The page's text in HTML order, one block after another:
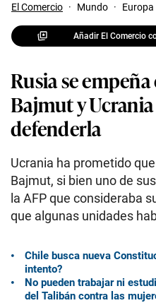
El Comercio · Mundo · Europa
Añadir El Comercio
Rusia se
Bajmut y
defenderla
Ucrania ha prometido
Bajmut, si bien uno de
la AFP que consideraba
que algunas unidades
Chile busca nueva
intento?
No pueden trabajar ni
del Talibán contra las